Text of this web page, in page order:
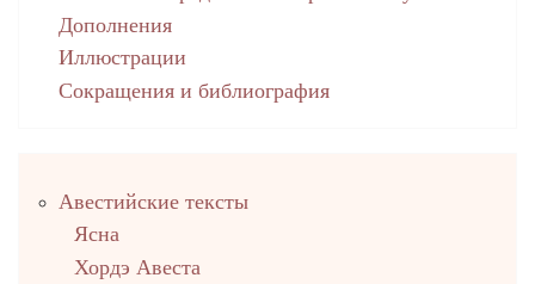
Дополнения
Иллюстрации
Сокращения и библиография
столбец
Авестийские тексты
Ясна
Хордэ Авеста